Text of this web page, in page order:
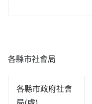
各縣市社會局
各縣市政府社會